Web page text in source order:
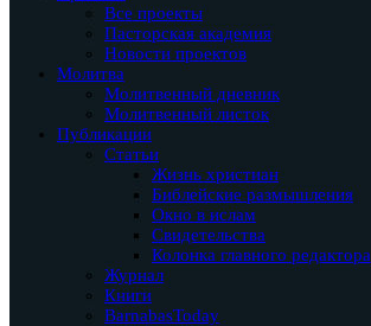
Все проекты
Пасторская академия
Новости проектов
Молитва
Молитвенный дневник
Молитвенный листок
Публикации
Статьи
Жизнь христиан
Библейские размышления
Окно в ислам
Свидетельства
Колонка главного редактора
Журнал
Книги
BarnabasToday